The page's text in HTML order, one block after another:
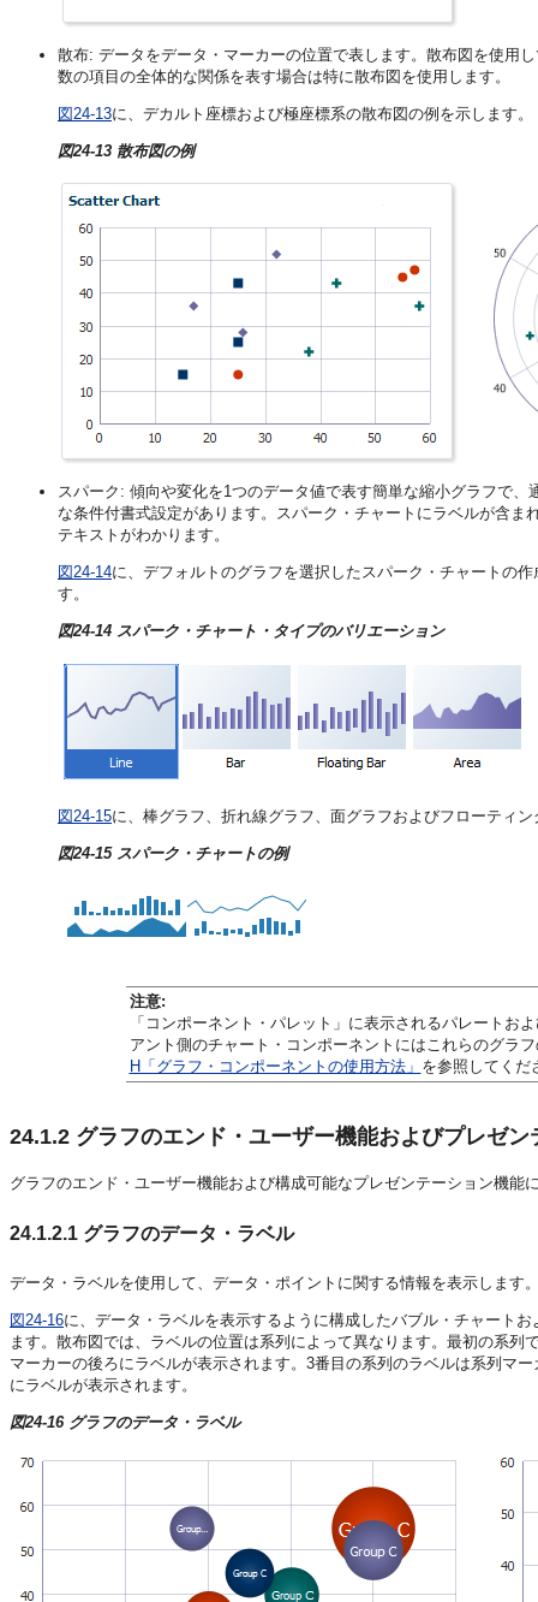
散布: データをデータ・マーカーの位置で表します。散布図を使用
数の項目の全体的な関係を表す場合は特に散布図を使用します。
図24-13に、デカルト座標および極座標系の散布図の例を示します。
図24-13 散布図の例
スパーク: 傾向や変化を1つのデータ値で表す簡単な縮小グラフで
な条件付書式設定があります。スパーク・チャートにラベルが含
テキストがわかります。
図24-14に、デフォルトのグラフを選択したスパーク・チャートの
す。
図24-14 スパーク・チャート・タイプのバリエーション
図24-15に、棒グラフ、折れ線グラフ、面グラフおよびフローティ
図24-15 スパーク・チャートの例
注意:
「コンポーネント・パレット」に表示されるパレートお
アント側のチャート・コンポーネントにはこれらのグラ
H「グラフ・コンポーネントの使用方法」 を参照してくだ
24.1.2 グラフのエンド・ユーザー機能およびプレゼン
グラフのエンド・ユーザー機能および構成可能なプレゼンテーション機能
24.1.2.1 グラフのデータ・ラベル
データ・ラベルを使用して、データ・ポイントに関する情報を表示します
図24-16に、データ・ラベルを表示するように構成したバブル・チャート
ます。散布図では、ラベルの位置は系列によって異なります。最初の系
マーカーの後ろにラベルが表示されます。3番目の系列のラベルは系列マ
にラベルが表示されます。
図24-16 グラフのデータ・ラベル